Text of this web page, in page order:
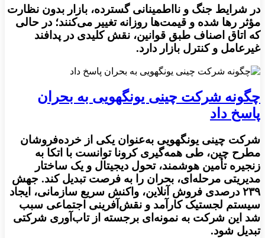
در شرایط جنگ و نااطمینانی گسترده، بازار بدون نظارت
مؤثر رها شده و قیمت‌ها روزانه تغییر می‌کنند؛ در حالی
که اتاق اصناف طبق قوانین، نقش کلیدی در پدافند
غیرعامل و کنترل بازار دارد.
چگونه شرکت چینی یونگهویی به بحران
پاسخ داد
شرکت چینی یونگهویی به‌عنوان یکی از خرده‌فروشان
مطرح چین، طی همه‌گیری کرونا توانست با اتکا به
زنجیره تأمین هوشمند، تحول دیجیتال و یک ساختار
مدیریتی مرحله‌ای، بحران را به فرصت تبدیل کند. جهش
۲۳۹ درصدی فروش آنلاین، واکنش سریع سازمانی، ایجاد
سیستم لجستیک کارآمد و نقش‌آفرینی اجتماعی سبب
شد این شرکت به نمونه‌ای برجسته از تاب‌آوری شرکتی
تبدیل شود.